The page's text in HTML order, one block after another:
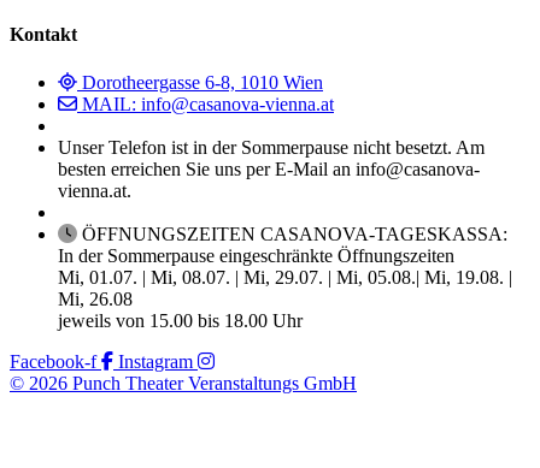
Kontakt
Dorotheergasse 6-8, 1010 Wien
MAIL: info@casanova-vienna.at
Unser Telefon ist in der Sommerpause nicht besetzt. Am
besten erreichen Sie uns per E-Mail an info@casanova-
vienna.at.
ÖFFNUNGSZEITEN CASANOVA-TAGESKASSA:
In der Sommerpause eingeschränkte Öffnungszeiten
Mi, 01.07. | Mi, 08.07. | Mi, 29.07. | Mi, 05.08.| Mi, 19.08. |
Mi, 26.08
jeweils von 15.00 bis 18.00 Uhr
Facebook-f
Instagram
© 2026 Punch Theater Veranstaltungs GmbH